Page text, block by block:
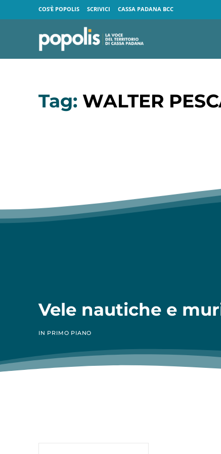
COS’È POPOLIS SCRIVICI CASSA PADANA BCC
Tag: WALTER
Vele nautiche e
IN PRIMO PIANO